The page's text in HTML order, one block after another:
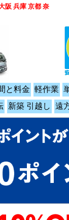
と料金 軽作業
新築 引越し 遠
阪 兵庫 京都 奈